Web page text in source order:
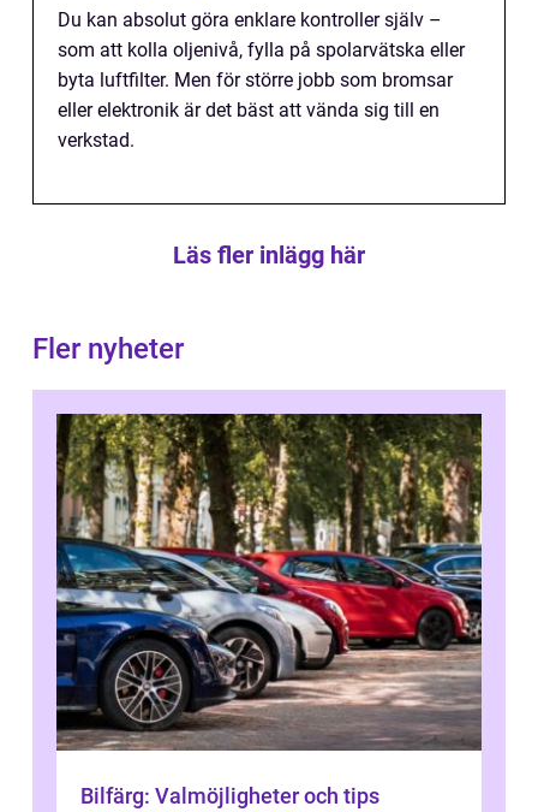
Du kan absolut göra enklare kontroller själv –
som att kolla oljenivå, fylla på spolarvätska eller
byta luftfilter. Men för större jobb som bromsar
eller elektronik är det bäst att vända sig till en
verkstad.
Läs fler inlägg här
Fler nyheter
Bilfärg: Valmöjligheter och tips